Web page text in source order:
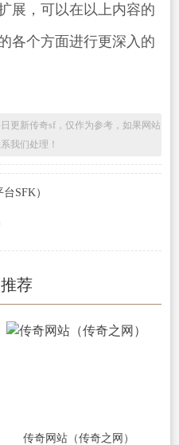
展，可以在以上内容的
各个方面进行更深入的
更新传奇sf，仅作为参考，如果网站
我们处理！
SFK）
荐
传奇网站（传奇之网）